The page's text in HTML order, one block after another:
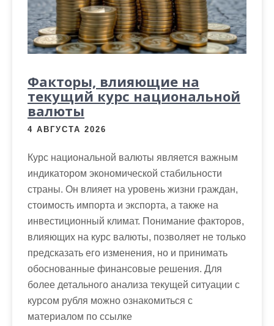
Факторы, влияющие на
текущий курс национальной
валюты
4 АВГУСТА 2026
Курс национальной валюты является важным
индикатором экономической стабильности
страны. Он влияет на уровень жизни граждан,
стоимость импорта и экспорта, а также на
инвестиционный климат. Понимание факторов,
влияющих на курс валюты, позволяет не только
предсказать его изменения, но и принимать
обоснованные финансовые решения. Для
более детального анализа текущей ситуации с
курсом рубля можно ознакомиться с
материалом по ссылке